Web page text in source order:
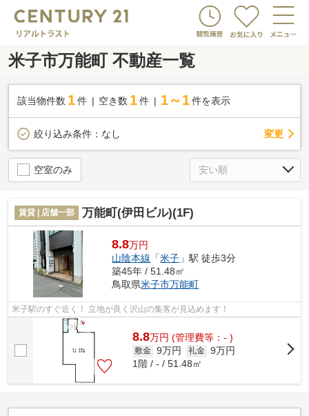
米子市万能町 不動産一覧
該当物件数 1件 空き数 1 件 1～1 件を表示
絞り込み条件： なし 変更
空室のみ
賃貸 | 店舗一部 万能町(伊田ビル)(1F)
8.8万円
山陰本線 「米子 」駅 徒歩3分
築45年 / 51.48㎡
鳥取県米子市万能町
米子駅のすぐ近く！ 立地が良く沢山の集客が見込めます！
8.8万円 (管理費等：- )
敷金 9万円 礼金 9万円
1階 / - / 51.48㎡